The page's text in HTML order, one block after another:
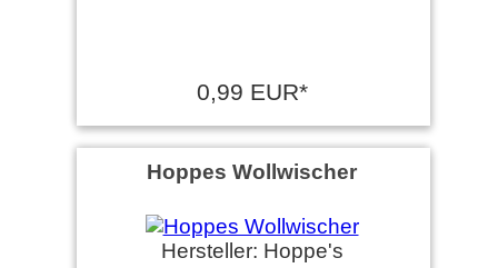
0,99 EUR*
Hoppes Wollwischer
Hersteller: Hoppe's